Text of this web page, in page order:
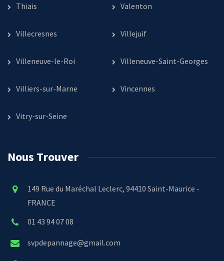
Thiais Valenton
Villecresnes Villejuif
Villeneuve-le-Roi Villeneuve-Saint-Georges
Villiers-sur-Marne Vincennes
Vitry-sur-Seine
Nous Trouver
149 Rue du Maréchal Leclerc, 94410 Saint-Maurice -
FRANCE
01 43 94 07 08
svpdepannage@gmail.com